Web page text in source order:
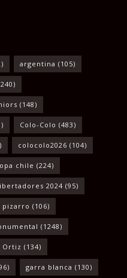
argentina (105)
(148)
Colo-Colo (483)
colocolo2026 (104)
chile (224)
2024 (95)
pizarro (106)
(1248)
Ortiz (134)
garra blanca (130)